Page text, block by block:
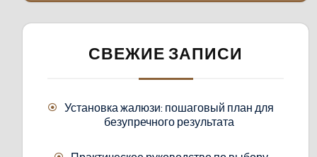
СВЕЖИЕ ЗАПИСИ
Установка жалюзи: пошаговый план для
безупречного результата